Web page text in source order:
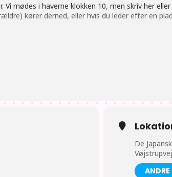
mødes i haverne klokken 10, men skriv her
kører derned, eller hvis du leder efter en
De
ANDRE